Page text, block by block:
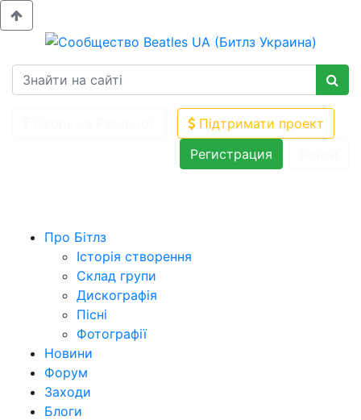
Підтримати проект
Регистрация
Про Бітлз
Історія створення
Склад групи
Дискографія
Пісні
Фотографії
Новини
Форум
Заходи
Блоги